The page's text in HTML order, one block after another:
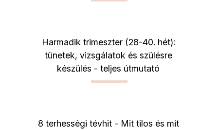
Harmadik trimeszter (28-40. hét):
tünetek, vizsgálatok és szülésre
készülés - teljes útmutató
8 terhességi tévhit - Mit tilos és mit